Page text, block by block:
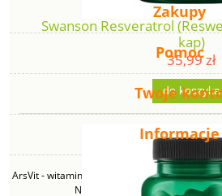
Swanson Resveratrol
kap)
35,99 zł
do koszyka
Zakupy
Pomoc
Twoje
Informacje
ArsVit - witaminyswanson.pl | ul. Zimowa 49B,
NIP: 6381219140 | REGON: